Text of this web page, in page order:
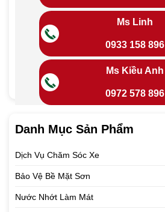
Ms Linh
0933 158 896
Ms Kiều Anh
0972 578 896
Danh Mục Sản Phẩm
Dịch Vụ Chăm Sóc Xe
Bảo Vệ Bề Mặt Sơn
Nước Nhớt Làm Mát